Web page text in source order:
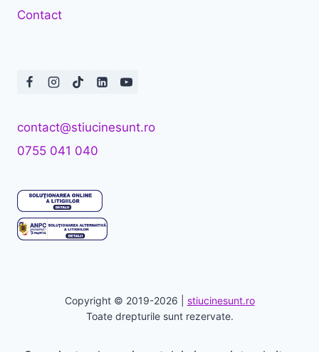
Contact
contact@stiucinesunt.ro
0755 041 040
Copyright © 2019-2026 | stiucinesunt.ro
Toate drepturile sunt rezervate.